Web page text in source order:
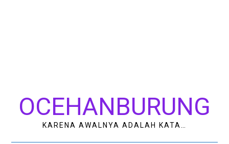
OCEHANBURUNG
KARENA AWALNYA ADALAH KATA…